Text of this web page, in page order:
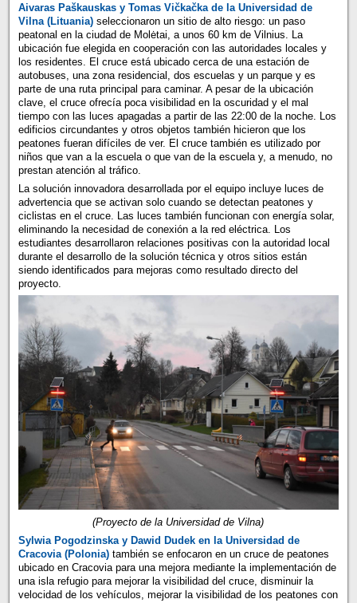
Aivaras Paškauskas y Tomas Vičkačka de la Universidad de
Vilna (Lituania)seleccionaron un sitio de alto riesgo: un paso
peatonal en la ciudad de Molėtai, a unos 60 km de Vilnius. La
ubicación fue elegida en cooperación con las autoridades locales y
los residentes. El cruce está ubicado cerca de una estación de
autobuses, una zona residencial, dos escuelas y un parque y es
parte de una ruta principal para caminar. A pesar de la ubicación
clave, el cruce ofrecía poca visibilidad en la oscuridad y el mal
tiempo con las luces apagadas a partir de las 22:00 de la noche. Los
edificios circundantes y otros objetos también hicieron que los
peatones fueran difíciles de ver. El cruce también es utilizado por
niños que van a la escuela o que van de la escuela y, a menudo, no
prestan atención al tráfico.
La solución innovadora desarrollada por el equipo incluye luces de
advertencia que se activan solo cuando se detectan peatones y
ciclistas en el cruce. Las luces también funcionan con energía solar,
eliminando la necesidad de conexión a la red eléctrica. Los
estudiantes desarrollaron relaciones positivas con la autoridad local
durante el desarrollo de la solución técnica y otros sitios están
siendo identificados para mejoras como resultado directo del
proyecto.
(Proyecto de la Universidad de Vilna)
Sylwia Pogodzinska y Dawid Dudek en la Universidad de
Cracovia (Polonia)también se enfocaron en un cruce de peatones
ubicado en Cracovia para una mejora mediante la implementación de
una isla refugio para mejorar la visibilidad del cruce, disminuir la
velocidad de los vehículos, mejorar la visibilidad de los peatones con